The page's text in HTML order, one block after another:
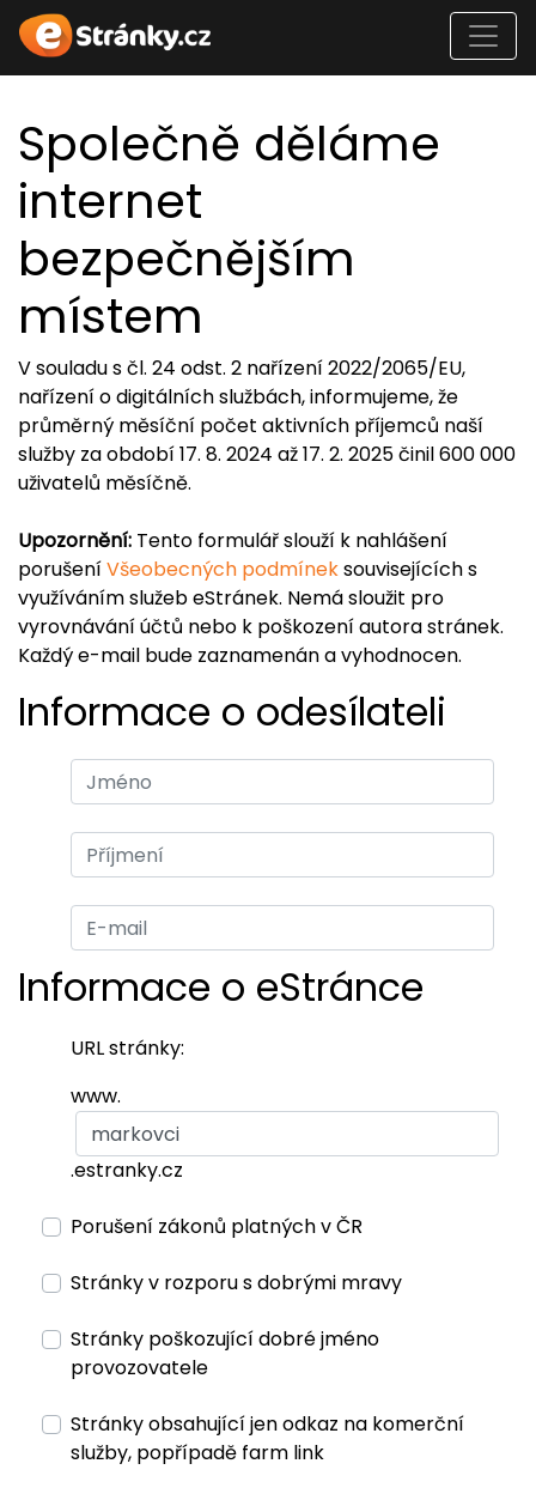
Společně děláme
internet
bezpečnějším
místem
V souladu s čl. 24 odst. 2 nařízení 2022/2065/EU,
nařízení o digitálních službách, informujeme, že
průměrný měsíční počet aktivních příjemců naší
služby za období 17. 8. 2024 až 17. 2. 2025 činil 600 000
uživatelů měsíčně.
Upozornění: Tento formulář slouží k nahlášení
porušeníVšeobecných podmíneksouvisejících s
využíváním služeb eStránek. Nemá sloužit pro
vyrovnávání účtů nebo k poškození autora stránek.
Každý e-mail bude zaznamenán a vyhodnocen.
Informace o odesílateli
Informace o eStránce
URL stránky:
www.
.estranky.cz
Porušení zákonů platných v ČR
Stránky v rozporu s dobrými mravy
Stránky poškozující dobré jméno
provozovatele
Stránky obsahující jen odkaz na komerční
služby, popřípadě farm link